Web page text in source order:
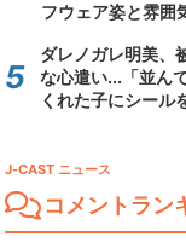
フウェア姿と雰囲
ダレノガレ明美、
な心遣い...「並ん
くれた子にシール
J-CAST ニュース
コメントラン